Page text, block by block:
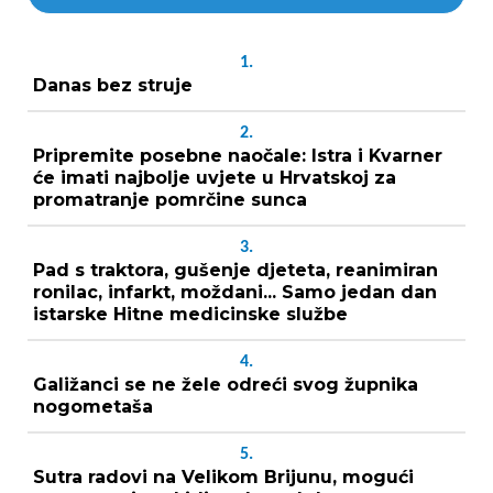
1.
Danas bez struje
2.
Pripremite posebne naočale: Istra i Kvarner
će imati najbolje uvjete u Hrvatskoj za
promatranje pomrčine sunca
3.
Pad s traktora, gušenje djeteta, reanimiran
ronilac, infarkt, moždani... Samo jedan dan
istarske Hitne medicinske službe
4.
Galižanci se ne žele odreći svog župnika
nogometaša
5.
Sutra radovi na Velikom Brijunu, mogući